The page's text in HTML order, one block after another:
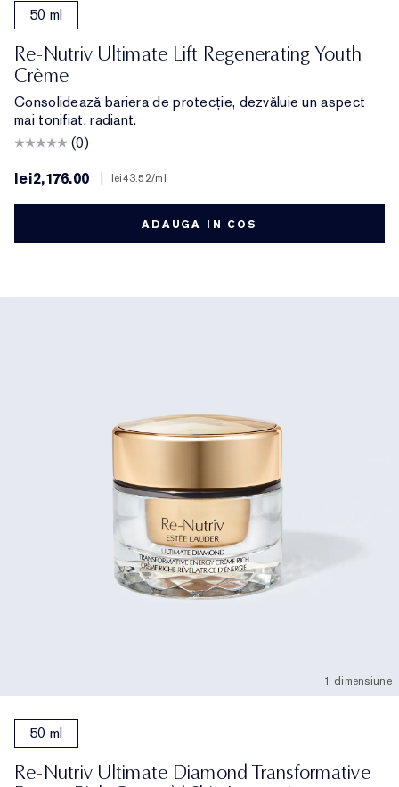
50 ml
Re-Nutriv Ultimate Lift Regenerating Youth
Crème
Consolidează bariera de protecție, dezvăluie un aspect
mai tonifiat, radiant.
(0)
lei2,176.00
lei43.52/ml
ADAUGA IN COS
1 dimensiune
50 ml
Re-Nutriv Ultimate Diamond Transformative